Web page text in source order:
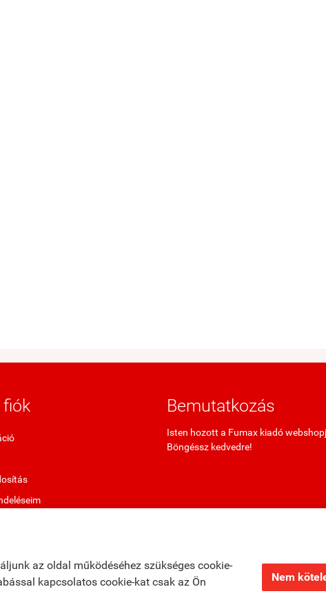
az oldal működéséhez szükséges cookie-
kapcsolatos cookie-kat csak az Ön
Nem
fiók Bemutatkozás
Isten hozott a Fumax kiadó
Böngéssz kedvedre!